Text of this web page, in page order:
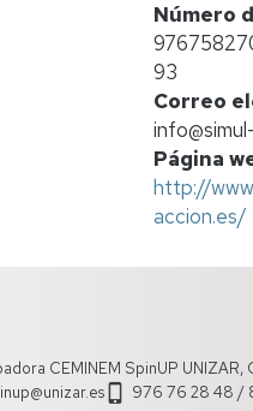
Número
93
Correo
Página
http://
accion.es/
CEMINEM SpinUP UNIZAR,
976 76 28 48 /